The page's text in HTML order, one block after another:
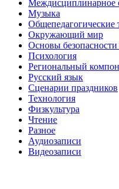
Междисциплинарное
Музыка
Общепедагогические
Окружающий мир
Основы безопасности
Психология
Региональный
Русский язык
Сценарии праздников
Технология
Физкультура
Чтение
Разное
Аудиозаписи
Видеозаписи